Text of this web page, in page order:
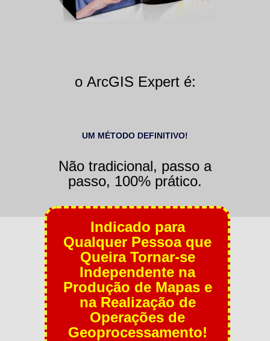
o ArcGIS Expert é:
UM MÉTODO DEFINITIVO!
Não tradicional, passo a
passo, 100% prático.
Indicado para
Qualquer Pessoa que
Queira Tornar-se
Independente na
Produção de Mapas e
na Realização de
Operações de
Geoprocessamento!